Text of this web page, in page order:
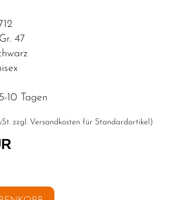
47
10 Tagen
zzgl. Versandkosten für Standardartikel )